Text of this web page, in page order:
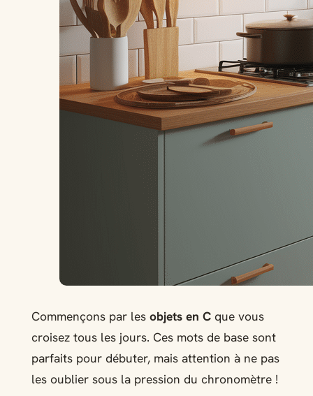
Commençons par les objets en Cque vous
croisez tous les jours. Ces mots de base sont
parfaits pour débuter, mais attention à ne pas
les oublier sous la pression du chronomètre !